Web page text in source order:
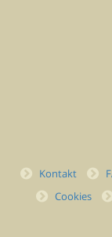
Kontakt
Cookies